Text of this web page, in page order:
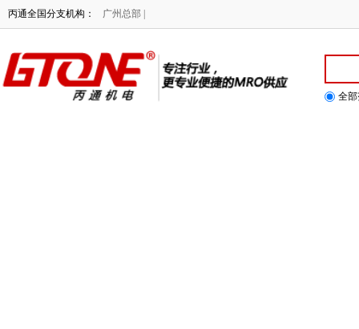
丙通全国分支机构： 广州总部 |
全